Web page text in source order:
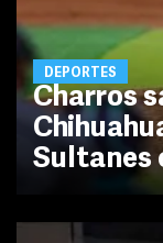
DEPORTES
Charros
Sultanes